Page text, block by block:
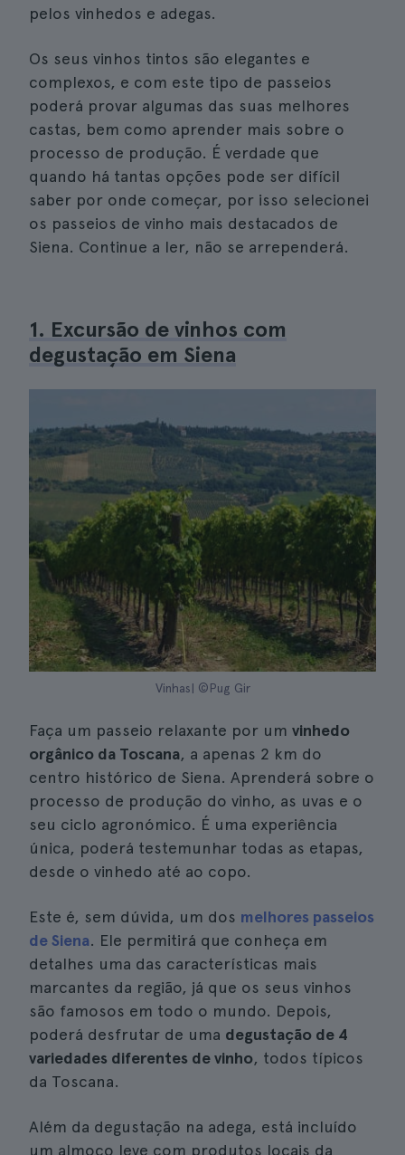
pelos vinhedos e adegas.
Os seus vinhos tintos são elegantes e
complexos, e com este tipo de passeios
poderá provar algumas das suas melhores
castas, bem como aprender mais sobre o
processo de produção. É verdade que
quando há tantas opções pode ser difícil
saber por onde começar, por isso selecionei
os passeios de vinho mais destacados de
Siena. Continue a ler, não se arrependerá.
1. Excursão de vinhos com
degustação em Siena
Vinhas| ©Pug Gir
Faça um passeio relaxante por um vinhedo
orgânico da Toscana, a apenas 2 km do
centro histórico de Siena. Aprenderá sobre o
processo de produção do vinho, as uvas e o
seu ciclo agronómico. É uma experiência
única, poderá testemunhar todas as etapas,
desde o vinhedo até ao copo.
Este é, sem dúvida, um dos melhores passeios
de Siena. Ele permitirá que conheça em
detalhes uma das características mais
marcantes da região, já que os seus vinhos
são famosos em todo o mundo. Depois,
poderá desfrutar de uma degustação de 4
variedades diferentes de vinho, todos típicos
da Toscana.
Além da degustação na adega, está incluído
um almoço leve com produtos locais da